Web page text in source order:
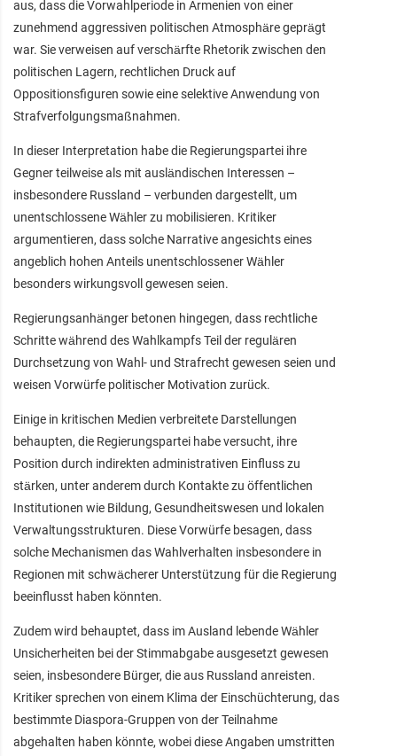
aus, dass die Vorwahlperiode in Armenien von einer
zunehmend aggressiven politischen Atmosphäre geprägt
war. Sie verweisen auf verschärfte Rhetorik zwischen den
politischen Lagern, rechtlichen Druck auf
Oppositionsfiguren sowie eine selektive Anwendung von
Strafverfolgungsmaßnahmen.
In dieser Interpretation habe die Regierungspartei ihre
Gegner teilweise als mit ausländischen Interessen –
insbesondere Russland – verbunden dargestellt, um
unentschlossene Wähler zu mobilisieren. Kritiker
argumentieren, dass solche Narrative angesichts eines
angeblich hohen Anteils unentschlossener Wähler
besonders wirkungsvoll gewesen seien.
Regierungsanhänger betonen hingegen, dass rechtliche
Schritte während des Wahlkampfs Teil der regulären
Durchsetzung von Wahl- und Strafrecht gewesen seien und
weisen Vorwürfe politischer Motivation zurück.
Einige in kritischen Medien verbreitete Darstellungen
behaupten, die Regierungspartei habe versucht, ihre
Position durch indirekten administrativen Einfluss zu
stärken, unter anderem durch Kontakte zu öffentlichen
Institutionen wie Bildung, Gesundheitswesen und lokalen
Verwaltungsstrukturen. Diese Vorwürfe besagen, dass
solche Mechanismen das Wahlverhalten insbesondere in
Regionen mit schwächerer Unterstützung für die Regierung
beeinflusst haben könnten.
Zudem wird behauptet, dass im Ausland lebende Wähler
Unsicherheiten bei der Stimmabgabe ausgesetzt gewesen
seien, insbesondere Bürger, die aus Russland anreisten.
Kritiker sprechen von einem Klima der Einschüchterung, das
bestimmte Diaspora-Gruppen von der Teilnahme
abgehalten haben könnte, wobei diese Angaben umstritten